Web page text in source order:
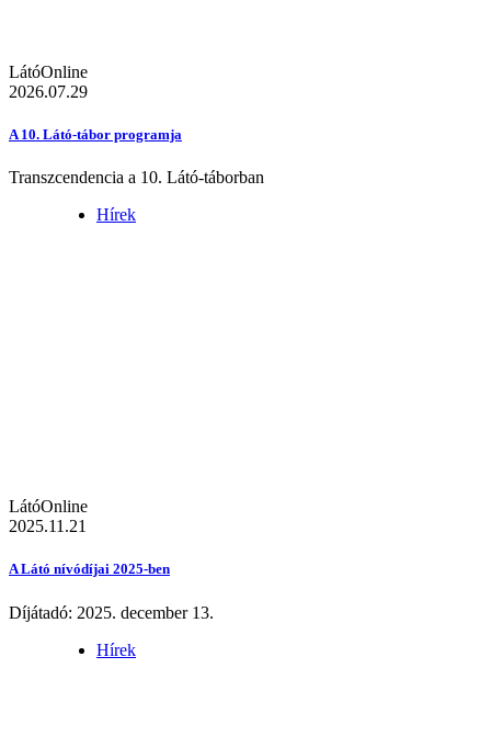
LátóOnline
2026.07.29
A 10. Látó-tábor programja
Transzcendencia a 10. Látó-táborban
Hírek
LátóOnline
2025.11.21
A Látó nívódíjai 2025-ben
Díjátadó: 2025. december 13.
Hírek